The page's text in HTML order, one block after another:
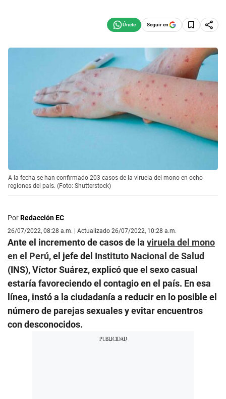
Seguir en
A la fecha se han confirmado 203 casos de la viruela del mono en ocho
regiones del país. (Foto: Shutterstock)
PorRedacción EC
26/07/2022, 08:28 a.m. | Actualizado 26/07/2022, 10:28 a.m.
Ante el incremento de casos de la viruela del mono
en el Perú, el jefe del Instituto Nacional de Salud
(INS), Víctor Suárez, explicó que el sexo casual
estaría favoreciendo el contagio en el país. En esa
línea, instó a la ciudadanía a reducir en lo posible el
número de parejas sexuales y evitar encuentros
con desconocidos.